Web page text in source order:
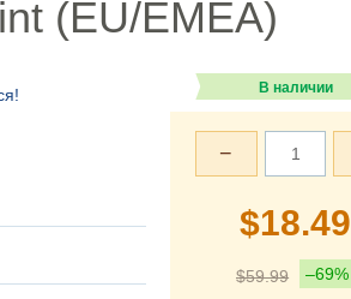
(EU/EMEA)
В наличии
−
$18.49
$59.99 –69%